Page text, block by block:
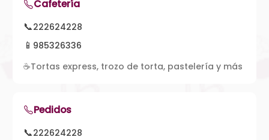
Cafetería
📞222624228
📱 985326336
☕Tortas express, trozo de torta, pastelería y más
Pedidos
📞222624228